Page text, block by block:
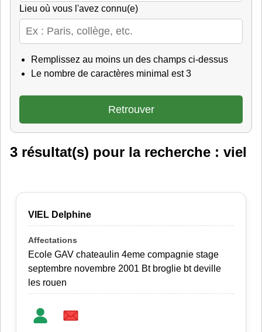
Lieu où vous l'avez connu(e)
Remplissez au moins un des champs ci-dessus
Le nombre de caractères minimal est 3
3 résultat(s) pour la recherche : viel
VIEL Delphine
Ecole GAV chateaulin 4eme compagnie stage
septembre novembre 2001 Bt broglie bt deville
les rouen